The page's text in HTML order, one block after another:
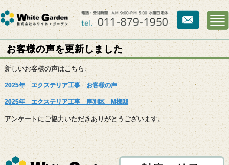
お客様の声を更新しました
新しいお客様の声はこちら↓
2025年 エクステリア工事 お客様の声
2025年 エクステリア工事 厚別区 M様邸
アンケートにご協力いただきありがとうございます。